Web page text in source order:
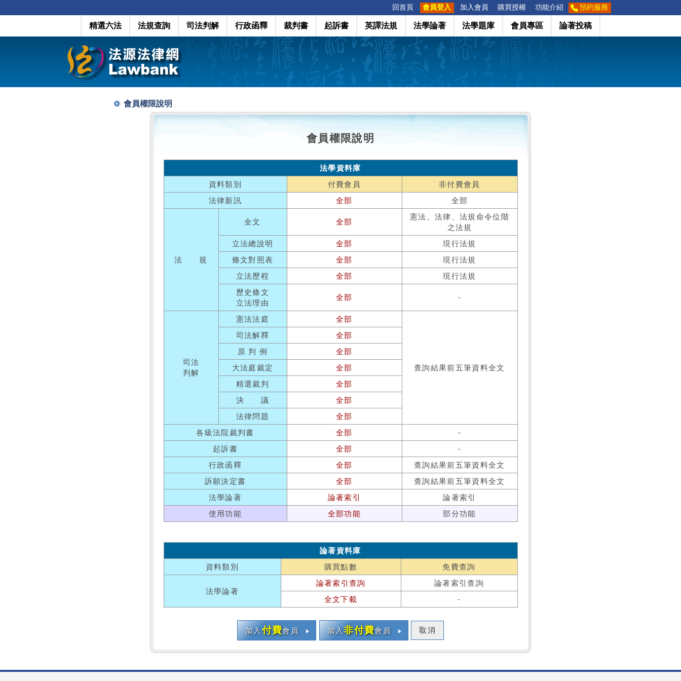
回首頁 會員登入 加入會員 購買授權 功能介紹 預約服務
精選六法 法規查詢 司法判解 行政函釋 裁判書 起訴書 英譯法規 法學論著 法學題庫 會員專區 論著投稿
會員權限說明
會員權限說明
法學資料庫
資料類別
付費會員
非付費會員
法律新訊
全部 全部
法 規
全文 全部
憲法、法律、法規命令位階
之法規
立法總說明
全部
現行法規
條文對照表
全部
現行法規
立法歷程
全部
現行法規
歷史條文
立法理由
全部 -
司法
判解
憲法法庭 全部
查詢結果前五筆資料全文
司法解釋
全部
原 判 例
全部
大法庭裁定
全部
精選裁判
全部
決 議
全部
法律問題
全部
各級法院裁判書
全部
-
起訴書
全部
-
行政函釋
全部
查詢結果前五筆資料全文
訴願決定書
全部
查詢結果前五筆資料全文
法學論著
論著索引
論著索引
使用功能
全部功能 部分功能
論著資料庫
資料類別
購買點數 免費查詢
法學論著
論著索引查詢
論著索引查詢
全文下載
-
加入付費會員 加入非付費會員 取消